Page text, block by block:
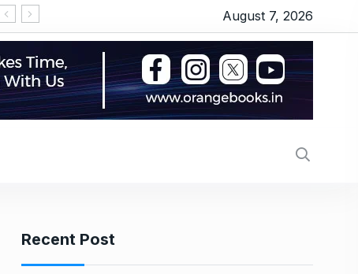
‘Michael 2’ underway: Makers to start the
August 7, 2026
Recent Post